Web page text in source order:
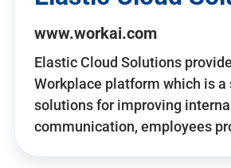
www.workai.com
Elastic Cloud Solutions
Workplace platform which is a
solutions for improving internal
communication, employees